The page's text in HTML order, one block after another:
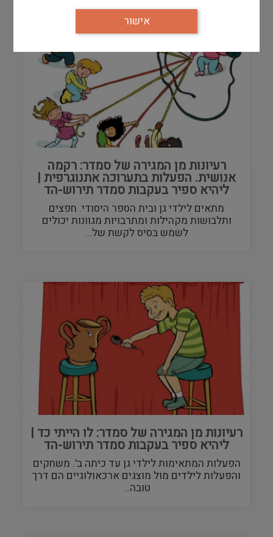
רעיונות מן המגירה של סמדר: רקמה
אנושית. הפעלות בתערוכה אתנוגרפית |
ליהיא ספיר בעקבות סמדר תירוש-הד
מתאים לילדי גן ובית הספר היסודי. חפצים
ותלבושות מקהילות ומתרבויות מגוונות יכולים
לשמש בסיס לקשת של…
רעיונות מן המגירה של סמדר: לו הייתי כד |
ליהיא ספיר בעקבות סמדר תירוש-הד
הפעלות המתאימות לילדי גן עד כיתה ב'. משחקים
והפעלות לילדים מול מוצגים ארכאולוגיים הם דרך
טובה…
אישור